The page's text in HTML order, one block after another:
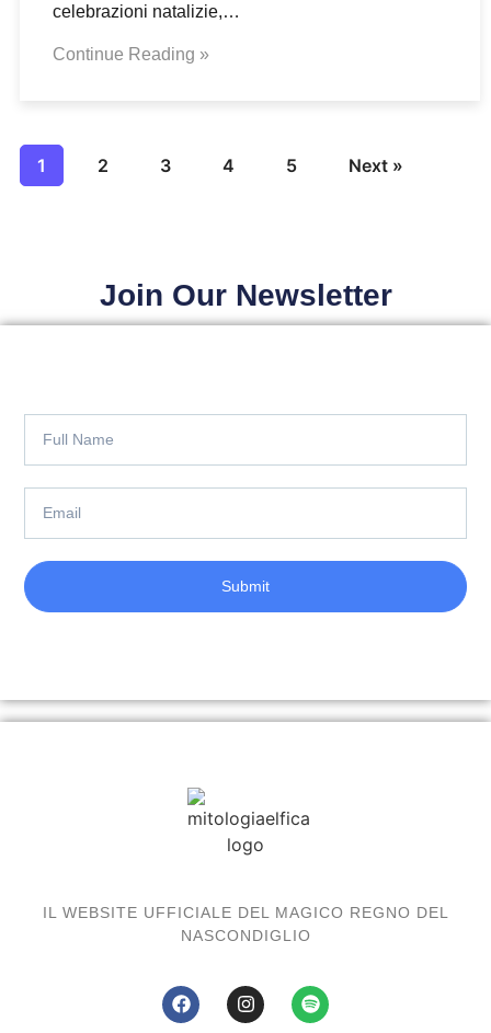
celebrazioni natalizie,…
Continue Reading »
1 2 3 4 5 Next »
Join Our Newsletter
Submit
IL WEBSITE UFFICIALE DEL MAGICO REGNO DEL
NASCONDIGLIO